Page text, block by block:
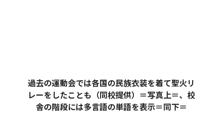
過去の運動会では各国の民族衣装を着て聖火リ
レーをしたことも（同校提供）＝写真上＝、校
舎の階段には多言語の単語を表示＝同下＝